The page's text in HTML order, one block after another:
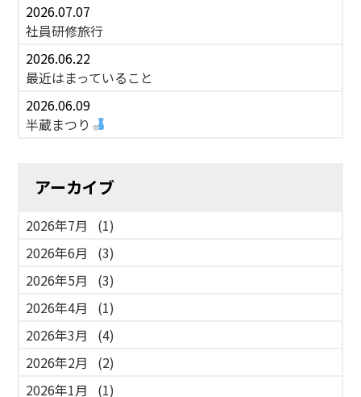
2026.07.07
社員研修旅行
2026.06.22
最近はまっていること
2026.06.09
半蔵まつり
アーカイブ
2026年7月
(1)
2026年6月
(3)
2026年5月
(3)
2026年4月
(1)
2026年3月
(4)
2026年2月
(2)
2026年1月
(1)